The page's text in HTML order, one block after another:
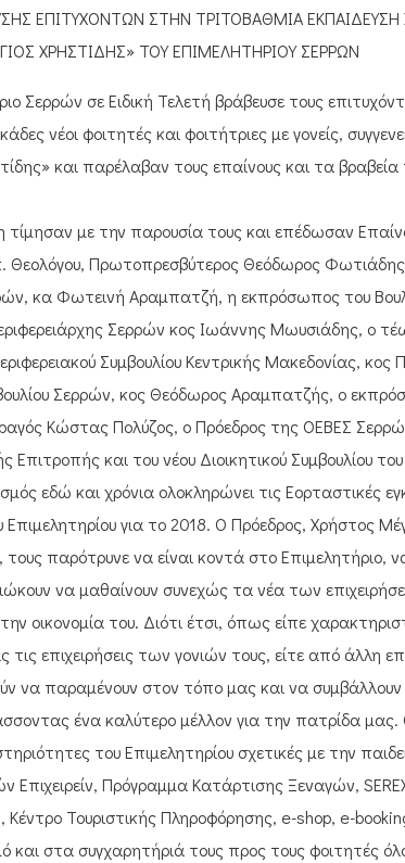
ΕΠΙΤΥΧΟΝΤΩΝ ΣΤΗΝ ΤΡΙΤΟΒΑΘΜΙΑ
ΧΡΗΣΤΙΔΗΣ» ΤΟΥ ΕΠΙΜΕΛΗΤΗΡΙΟΥ ΣΕΡΡΩΝ
Σερρών σε Ειδική Τελετή βράβευσε τους
νέοι φοιτητές και φοιτήτριες με γονείς,
και παρέλαβαν τους επαίνους και τα
με την παρουσία τους και επέδωσαν
Θεολόγου, Πρωτοπρεσβύτερος Θεόδωρος
κα Φωτεινή Αραμπατζή, η εκπρόσωπος του
Σερρών κος Ιωάννης Μωυσιάδης, ο
Συμβουλίου Κεντρικής Μακεδονίας,
Σερρών, κος Θεόδωρος Αραμπατζής, ο
Κώστας Πολύζος, ο Πρόεδρος της ΟΕΒΕΣ
Επιτροπής και του νέου Διοικητικού Συμβουλίου
εδώ και χρόνια ολοκληρώνει τις Εορταστικές
Επιμελητηρίου για το 2018. Ο Πρόεδρος, Χρήστος
παρότρυνε να είναι κοντά στο Επιμελητήριο,
να μαθαίνουν συνεχώς τα νέα των
οικονομία του. Διότι έτσι, όπως είπε
επιχειρήσεις των γονιών τους, είτε από άλλη
να παραμένουν στον τόπο μας και να
ένα καλύτερο μέλλον για την πατρίδα
του Επιμελητηρίου σχετικές με την
Πρόγραμμα Κατάρτισης Ξεναγών,
Τουριστικής Πληροφόρησης, e-shop, e-
και στα συγχαρητήριά τους προς τους φοιτητές